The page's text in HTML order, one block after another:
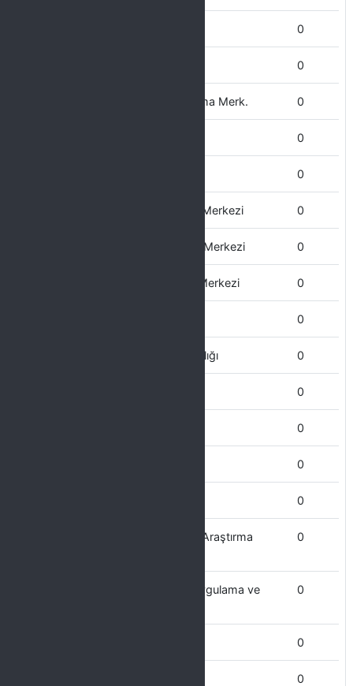
0
0
Sürekli Eğitim Uygulama ve Arştırma Merk. 0
0
0
Sosyal Araştırmalar ve Uygulama Merkezi 0
Siyasal Araştırmalar ve Uygulama Merkezi 0
Sağlık Bilimleri Uygulama ve Arş. Merkezi 0
0
Sağlık Kültür ve Spor Daire Başkanlığı 0
0
0
0
0
Proje Koordinasyon Uygulama ve Araştırma
0
Psikoloji ve Sosyal Danışmanlık Uygulama ve
0
0
0